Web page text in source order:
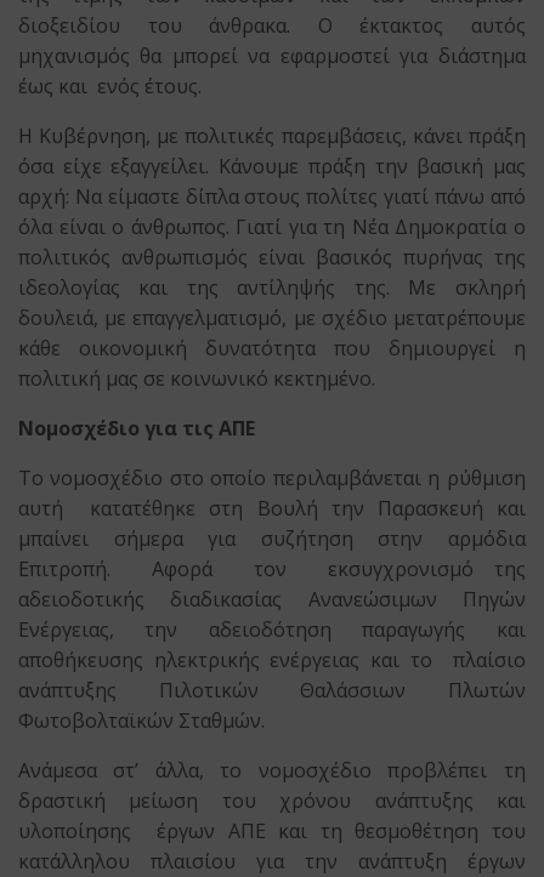
διοξειδίου του άνθρακα. Ο έκτακτος αυτός
μηχανισμός θα μπορεί να εφαρμοστεί για διάστημα
έως και ενός έτους.
Η Κυβέρνηση, με πολιτικές παρεμβάσεις, κάνει πράξη
όσα είχε εξαγγείλει. Κάνουμε πράξη την βασική μας
αρχή: Να είμαστε δίπλα στους πολίτες γιατί πάνω από
όλα είναι ο άνθρωπος. Γιατί για τη Νέα Δημοκρατία ο
πολιτικός ανθρωπισμός είναι βασικός πυρήνας της
ιδεολογίας και της αντίληψής της. Με σκληρή
δουλειά, με επαγγελματισμό, με σχέδιο μετατρέπουμε
κάθε οικονομική δυνατότητα που δημιουργεί η
πολιτική μας σε κοινωνικό κεκτημένο.
Νομοσχέδιο για τις ΑΠΕ
Το νομοσχέδιο στο οποίο περιλαμβάνεται η ρύθμιση
αυτή κατατέθηκε στη Βουλή την Παρασκευή και
μπαίνει σήμερα για συζήτηση στην αρμόδια
Επιτροπή. Αφορά τον εκσυγχρονισμό της
αδειοδοτικής διαδικασίας Ανανεώσιμων Πηγών
Ενέργειας, την αδειοδότηση παραγωγής και
αποθήκευσης ηλεκτρικής ενέργειας και το πλαίσιο
ανάπτυξης Πιλοτικών Θαλάσσιων Πλωτών
Φωτοβολταϊκών Σταθμών.
Ανάμεσα στ’ άλλα, το νομοσχέδιο προβλέπει τη
δραστική μείωση του χρόνου ανάπτυξης και
υλοποίησης έργων ΑΠΕ και τη θεσμοθέτηση του
κατάλληλου πλαισίου για την ανάπτυξη έργων